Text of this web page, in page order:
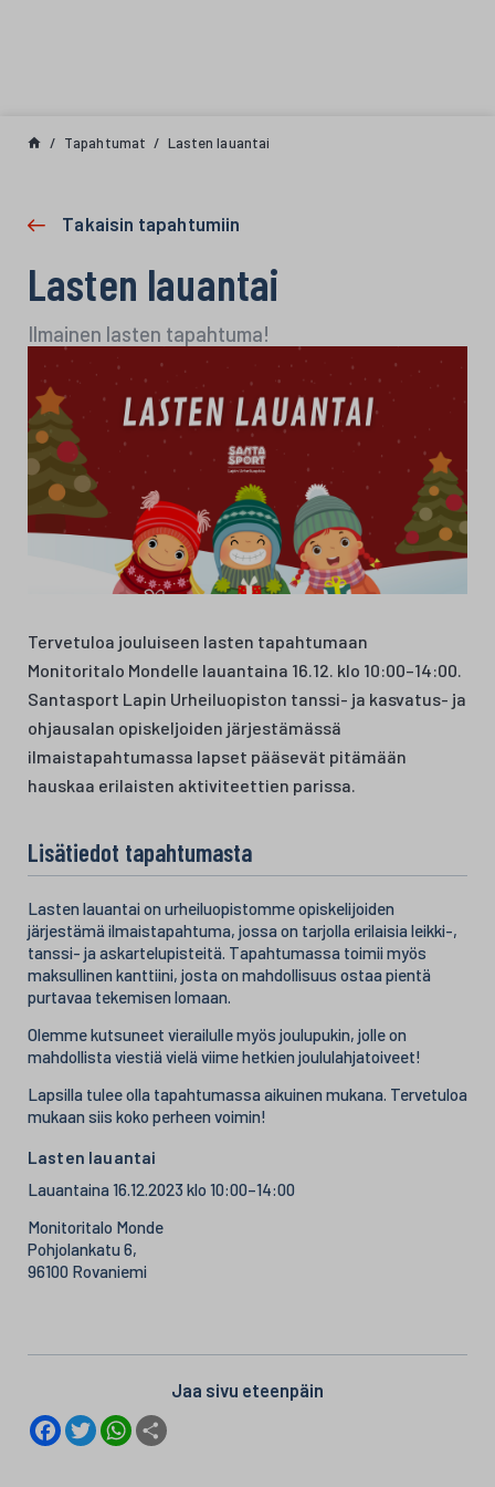
Tapahtumat Lasten lauantai
Takaisin tapahtumiin
Lasten lauantai
Ilmainen lasten tapahtuma!
Tervetuloa jouluiseen lasten tapahtumaan
Monitoritalo Mondelle lauantaina 16.12. klo 10:00–14:00.
Santasport Lapin Urheiluopiston tanssi- ja kasvatus- ja
ohjausalan opiskeljoiden järjestämässä
ilmaistapahtumassa lapset pääsevät pitämään
hauskaa erilaisten aktiviteettien parissa.
Lisätiedot tapahtumasta
Lasten lauantai on urheiluopistomme opiskelijoiden
järjestämä ilmaistapahtuma, jossa on tarjolla erilaisia leikki-,
tanssi- ja askartelupisteitä. Tapahtumassa toimii myös
maksullinen kanttiini, josta on mahdollisuus ostaa pientä
purtavaa tekemisen lomaan.
Olemme kutsuneet vierailulle myös joulupukin, jolle on
mahdollista viestiä vielä viime hetkien joululahjatoiveet!
Lapsilla tulee olla tapahtumassa aikuinen mukana. Tervetuloa
mukaan siis koko perheen voimin!
Lasten lauantai
Lauantaina 16.12.2023 klo 10:00–14:00
Monitoritalo Monde
Pohjolankatu 6,
96100 Rovaniemi
Jaa sivu eteenpäin
F
a
T
w
W
h